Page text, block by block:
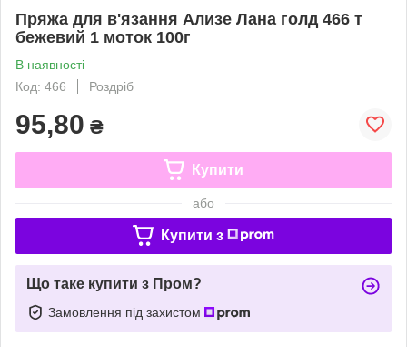
Пряжа для в'язання Ализе Лана голд 466 т
бежевий 1 моток 100г
В наявності
Код: 466
Роздріб
95,80 ₴
Купити
або
Купити з
Що таке купити з Пром?
Замовлення під захистом